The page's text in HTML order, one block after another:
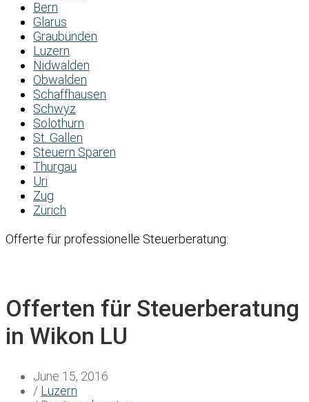
Bern
Glarus
Graubünden
Luzern
Nidwalden
Obwalden
Schaffhausen
Schwyz
Solothurn
St. Gallen
Steuern Sparen
Thurgau
Uri
Zug
Zürich
Offerte für professionelle Steuerberatung:
Offerten für Steuerberatung
in Wikon LU
June 15, 2016
/ Luzern